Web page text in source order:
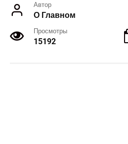
Автор
О Главном
Просмотры
15192